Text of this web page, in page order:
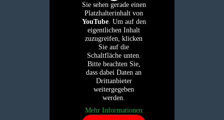
Sie sehen gerade einen
Platzhalterinhalt von
YouTube. Um auf den
eigentlichen Inhalt
zuzugreifen, klicken
Sie auf die
Schaltfläche unten.
Bitte beachten Sie,
dass dabei Daten an
Drittanbieter
weitergegeben
werden.
Mehr Informationen